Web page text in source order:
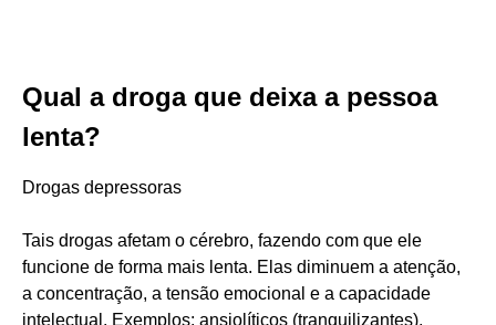
Qual a droga que deixa a pessoa
lenta?
Drogas depressoras
Tais drogas afetam o cérebro, fazendo com que ele
funcione de forma mais lenta. Elas diminuem a atenção,
a concentração, a tensão emocional e a capacidade
intelectual. Exemplos: ansiolíticos (tranquilizantes),